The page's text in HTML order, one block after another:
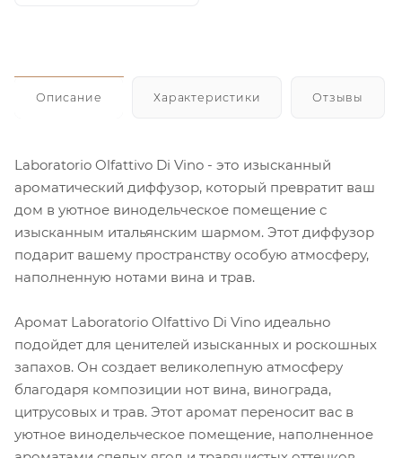
Описание Характеристики Отзывы
Laboratorio Olfattivo Di Vino - это изысканный
ароматический диффузор, который превратит ваш
дом в уютное винодельческое помещение с
изысканным итальянским шармом. Этот диффузор
подарит вашему пространству особую атмосферу,
наполненную нотами вина и трав.
Аромат Laboratorio Olfattivo Di Vino идеально
подойдет для ценителей изысканных и роскошных
запахов. Он создает великолепную атмосферу
благодаря композиции нот вина, винограда,
цитрусовых и трав. Этот аромат переносит вас в
уютное винодельческое помещение, наполненное